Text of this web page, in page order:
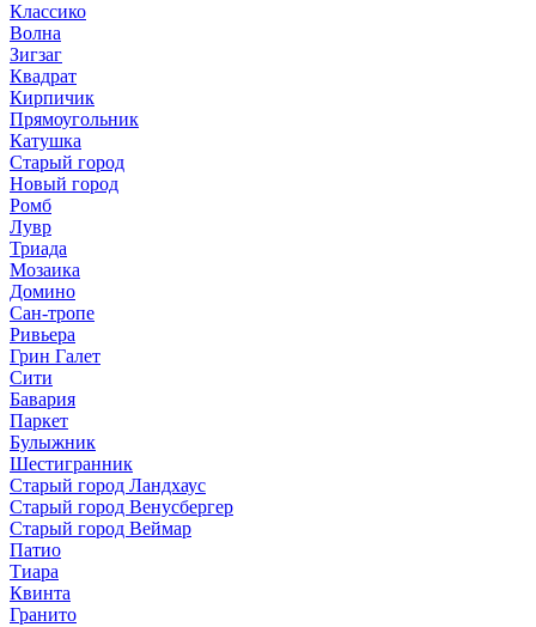
Классико
Волна
Зигзаг
Квадрат
Кирпичик
Прямоугольник
Катушка
Старый город
Новый город
Ромб
Лувр
Триада
Мозаика
Домино
Сан-тропе
Ривьера
Грин Галет
Сити
Бавария
Паркет
Булыжник
Шестигранник
Старый город Ландхаус
Старый город Венусбергер
Старый город Веймар
Патио
Тиара
Квинта
Гранито